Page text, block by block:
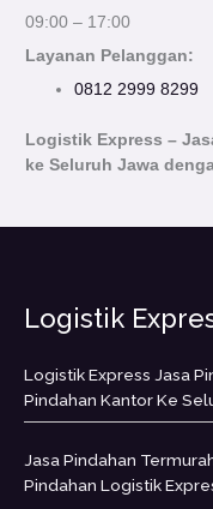
09:00 – 17:00
Layanan Pelanggan:
0812 2999 8299
Logistik Express –
ke Seluruh Jawa
Logistik
Logistik Express Jasa
Pindahan Kantor Ke
Jasa Pindahan
Pindahan Logistik